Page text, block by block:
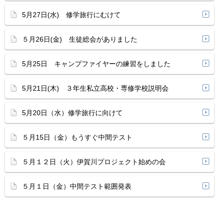
5月27日(水) 修学旅行にむけて
５月26日(金) 生徒総会がありました
5月25日 キャンプファイヤーの練習をしました
5月21日(木) ３年生私立高校・専修学校説明会
5月20日（水）修学旅行に向けて
５月15日（金）もうすぐ中間テスト
５月１２日（火）伊賀川プロジェクト始めの会
５月１日（金）中間テスト範囲発表